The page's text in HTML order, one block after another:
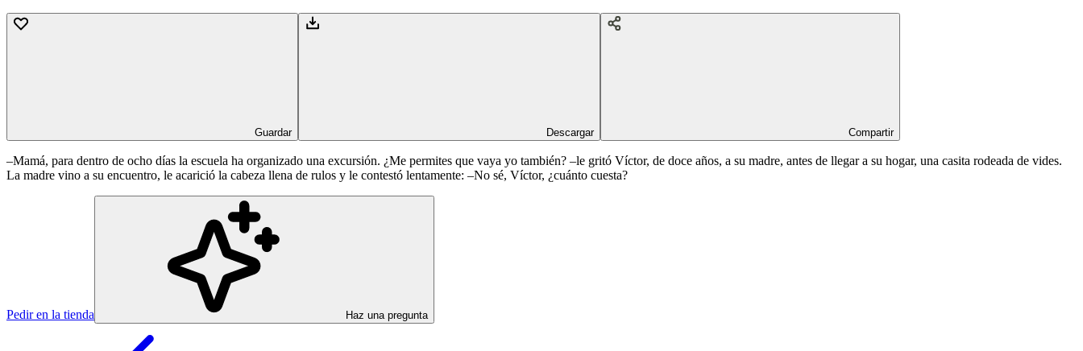
Guardar Descargar Compartir
–Mamá, para dentro de ocho días la escuela ha organizado una excursión. ¿Me permites que vaya yo también? –le gritó Víctor, de doce años, a su madre, antes de llegar a su hogar, una casita rodeada de vides.
La madre vino a su encuentro, le acarició la cabeza llena de rulos y le contestó lentamente: –No sé, Víctor, ¿cuánto cuesta?
Pedir en la tienda Haz una pregunta